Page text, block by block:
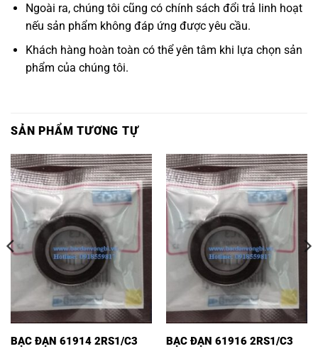
Ngoài ra, chúng tôi cũng có chính sách đổi trả linh hoạt
nếu sản phẩm không đáp ứng được yêu cầu.
Khách hàng hoàn toàn có thể yên tâm khi lựa chọn sản
phẩm của chúng tôi.
SẢN PHẨM TƯƠNG TỰ
BẠC ĐẠN 61914 2RS1/C3 BẠC ĐẠN 61916 2RS1/C3